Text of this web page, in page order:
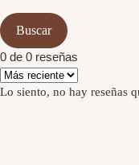
Buscar
0 de 0 reseñas
Lo siento, no hay reseñas